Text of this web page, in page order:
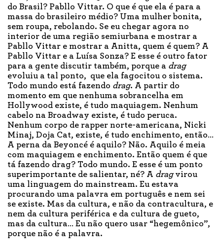
do Brasil? Pabllo Vittar. O que é que ela é para a
massa do brasileiro médio? Uma mulher bonita,
sem roupa, rebolando. Se eu chegar agora no
interior de uma região semiurbana e mostrar a
Pabllo Vittar e mostrar a Anitta, quem é quem? A
Pabllo Vittar e a Luísa Sonza? E esse é outro fator
para a gente discutir também, porque a drag
evoluiu a tal ponto, que ela fagocitou o sistema.
Todo mundo está fazendo drag. A partir do
momento em que nenhuma sobrancelha em
Hollywood existe, é tudo maquiagem. Nenhum
cabelo na Broadway existe, é tudo peruca.
Nenhum corpo de rapper norte-americana, Nicki
Minaj, Doja Cat, existe, é tudo enchimento, então…
A perna da Beyoncé é aquilo? Não. Aquilo é meia
com maquiagem e enchimento. Então quem é que
tá fazendo drag? Todo mundo. E esse é um ponto
superimportante de salientar, né? A dragvirou
uma linguagem do mainstream. Eu estava
procurando uma palavra em português e nem sei
se existe. Mas da cultura, e não da contracultura, e
nem da cultura periférica e da cultura de gueto,
mas da cultura… Eu não quero usar “hegemônico”,
porque não é a palavra.